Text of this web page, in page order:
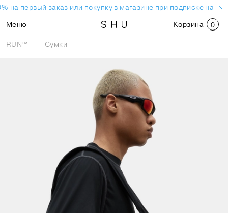
на первый заказ или покупку в магазине при подписке на
Меню
Корзина 0
RUN™ — Сумки